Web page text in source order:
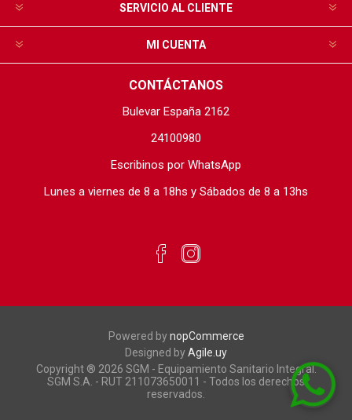
SERVICIO AL CLIENTE
MI CUENTA
CONTÁCTANOS
Bulevar España 2162
24100980
Escribinos por WhatsApp
Lunes a viernes de 8 a 18hs y Sábados de 8 a 13hs
Powered bynopCommerce
Designed byAgile.uy
Copyright ® 2026 SGM - Equipamiento Sanitario Integral.
SGM S.A. - RUT 211073650011 - Todos los derechos
reservados.